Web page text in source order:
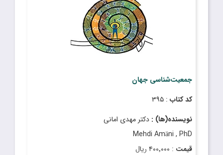
: فروردین ۱۳۸۸
جمعیت‌شناسی جهان
کد کتاب : ۳۹۵
نویسنده(ها) : دکتر مهدی امانی
Mehdi Amäni , PhD
قیمت : ۴۰۰٬۰۰۰ ریال